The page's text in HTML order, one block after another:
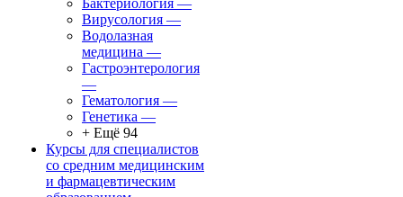
Бактериология —
Вирусология —
Водолазная
медицина —
Гастроэнтерология
—
Гематология —
Генетика —
+ Ещё 94
Курсы для специалистов
со средним медицинским
и фармацевтическим